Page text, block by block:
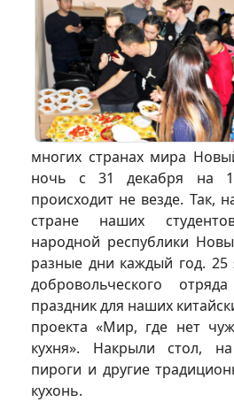
многих странах мира
ночь с 31 декабря на
происходит не везде. Так,
стране наших
народной республики
разные дни каждый год. 25
добровольческого
праздник для наших
проекта «Мир, где нет
кухня». Накрыли стол,
пироги и другие
кухонь.